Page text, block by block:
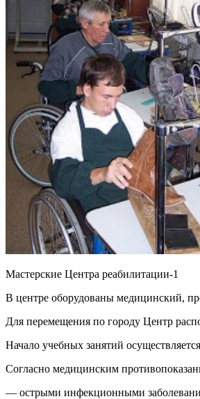
Мастерские Центра реабилитации-1
В центре оборудованы медицинский,
Для перемещения по городу Центр
Начало учебных занятий
Согласно медицинским
— острыми инфекционными